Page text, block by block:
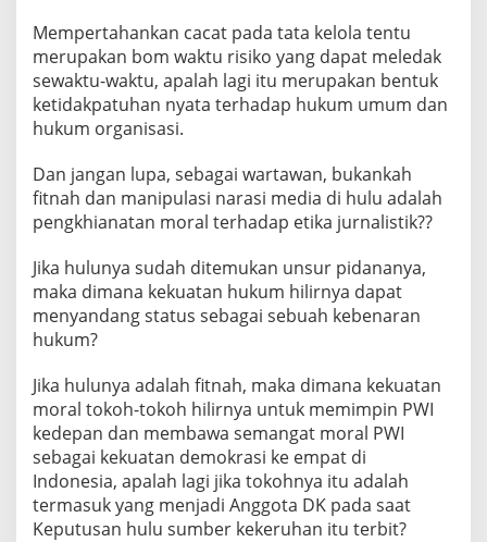
Mempertahankan cacat pada tata kelola tentu
merupakan bom waktu risiko yang dapat meledak
sewaktu-waktu, apalah lagi itu merupakan bentuk
ketidakpatuhan nyata terhadap hukum umum dan
hukum organisasi.
Dan jangan lupa, sebagai wartawan, bukankah
fitnah dan manipulasi narasi media di hulu adalah
pengkhianatan moral terhadap etika jurnalistik??
Jika hulunya sudah ditemukan unsur pidananya,
maka dimana kekuatan hukum hilirnya dapat
menyandang status sebagai sebuah kebenaran
hukum?
Jika hulunya adalah fitnah, maka dimana kekuatan
moral tokoh-tokoh hilirnya untuk memimpin PWI
kedepan dan membawa semangat moral PWI
sebagai kekuatan demokrasi ke empat di
Indonesia, apalah lagi jika tokohnya itu adalah
termasuk yang menjadi Anggota DK pada saat
Keputusan hulu sumber kekeruhan itu terbit?